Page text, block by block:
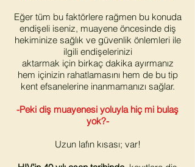
Eğer tüm bu faktörlere rağmen bu konuda
endişeli iseniz, muayene öncesinde diş
hekiminize sağlık ve güvenlik önlemleri ile
ilgili endişelerinizi
aktarmak için birkaç dakika ayırmanız
hem içinizin rahatlamasını hem de bu tip
kent efsanelerine inanmamanızı sağlar.
-Peki diş muayenesi yoluyla hiç mi bulaş
yok?-
Uzun lafın kısası; var!